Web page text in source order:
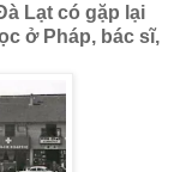
Lạt có gặp lại
ở Pháp, bác sĩ,